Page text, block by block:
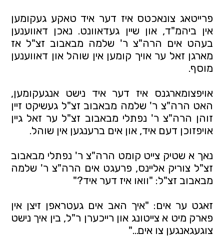
פרייטאג צונאכטס איז דער איד טאקע געקומען
אין ביהמ"ד, און שיין געדאוונט. נאכן דאווענען
בעהט אים הרה"צ ר' שלמה מבאבוב זצ"ל אז
מארגן זאל ער אויך קומען אין שוהל און דאווענען
מוסף.
אויפצומארגנס איז דער איד נישט אנגעקומען,
האט הרה"צ ר' שלמה מבאבוב זצ"ל געשיקט זיין
זוהן הרה"צ ר' נפתלי מבאבוב זצ"ל ער זאל גיין
אויפזוכן דעם איד, און אים ברענגען אין שוהל.
נאך א שטיק צייט קומט הרה"צ ר' נפתלי מבאבוב
זצ"ל צוריק אליינס, פרעגט אים הרה"צ ר' שלמה
מבאבוב זצ"ל: "וואו איז דער איד?"
זאגט ער אים: "איך האב אים געטראפן זיצן אין
פארק מיט א צייטונג און רייכערן ר"ל, בין איך נישט
צוגעגאנגען צו אים…"